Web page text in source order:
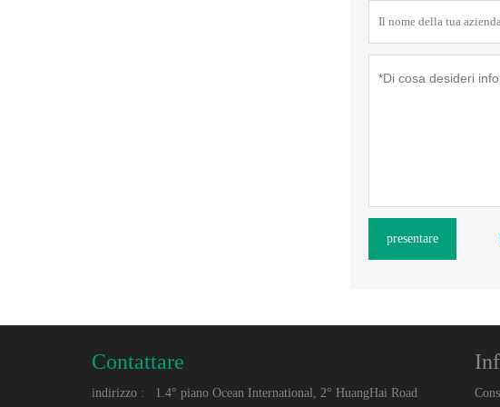
presentare
Contattare
indirizzo : 1.4° piano Ocean International, 2° HuangHai Road